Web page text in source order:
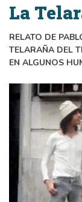
La
RELATO DE
TELARAÑA DEL
EN ALGUNOS